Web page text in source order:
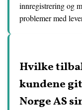
innregistrering og
problemer med
Hvilke
kundene
Norge AS